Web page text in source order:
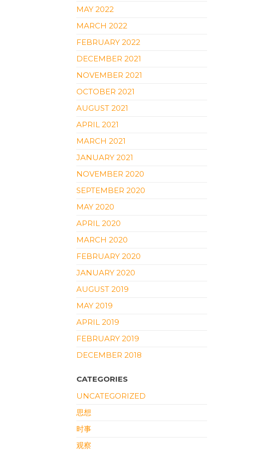
MAY 2022
MARCH 2022
FEBRUARY 2022
DECEMBER 2021
NOVEMBER 2021
OCTOBER 2021
AUGUST 2021
APRIL 2021
MARCH 2021
JANUARY 2021
NOVEMBER 2020
SEPTEMBER 2020
MAY 2020
APRIL 2020
MARCH 2020
FEBRUARY 2020
JANUARY 2020
AUGUST 2019
MAY 2019
APRIL 2019
FEBRUARY 2019
DECEMBER 2018
CATEGORIES
UNCATEGORIZED
思想
时事
观察